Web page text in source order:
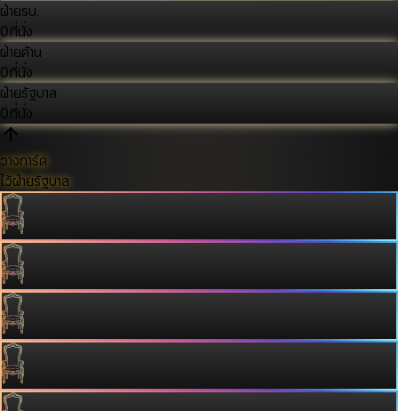
ฝ่ายรบ.
0ที่นั่ง
ฝ่ายค้าน
0ที่นั่ง
ฝ่ายรัฐบาล
0ที่นั่ง
วางการ์ด
ไว้ฝ่ายรัฐบาล